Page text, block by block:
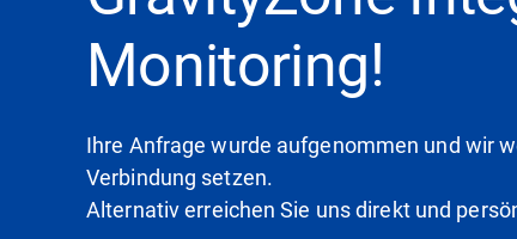
Monitoring!
Ihre Anfrage wurde aufgenommen und wir
Verbindung setzen.
Alternativ erreichen Sie uns direkt und